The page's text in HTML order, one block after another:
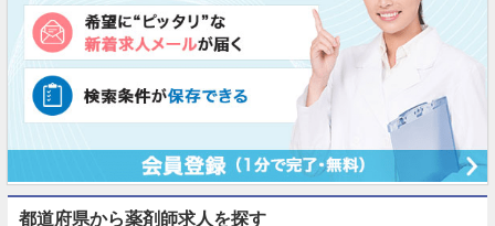
都道府県から薬剤師求人を探す